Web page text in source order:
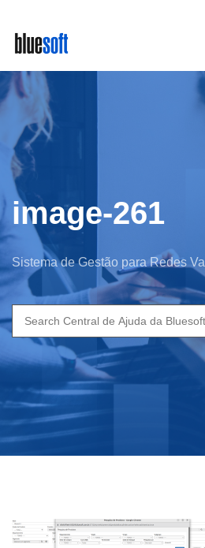
main
content
image-261
Sistema de Gestão para Redes
Search
for: